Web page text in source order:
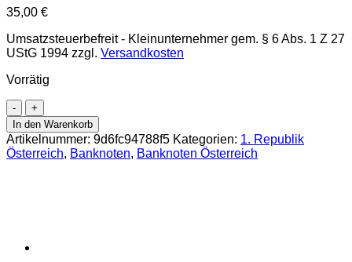
35,00 €
Umsatzsteuerbefreit - Kleinunternehmer gem. § 6 Abs. 1 Z 27
UStG 1994 zzgl. Versandkosten
Vorrätig
Österr.Nationalbank
-
20
Schilling
1928,
vor
In den Warenkorb
Artikelnummer: 9d6fc94788f5 Kategorien: 1. Republik
Österreich, Banknoten, Banknoten Österreich